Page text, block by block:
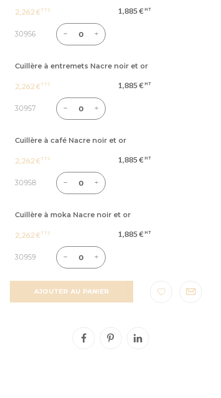
2,262 € 1,885 €
30956
Cuillère à entremets Nacre noir et or
2,262 € 1,885 €
30957
Cuillère à café Nacre noir et or
2,262 € 1,885 €
30958
Cuillère à moka Nacre noir et or
2,262 € 1,885 €
30959
AJOUTER AU PANIER